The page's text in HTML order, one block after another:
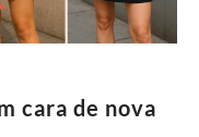
cara de nova